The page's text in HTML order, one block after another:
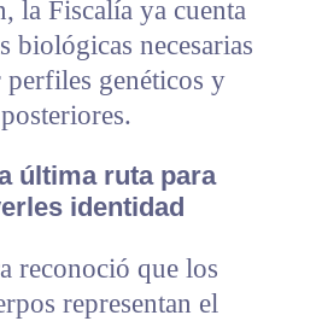
la Fiscalía ya cuenta
biológicas necesarias
perfiles genéticos y
última ruta para
identidad
reconoció que los
representan el